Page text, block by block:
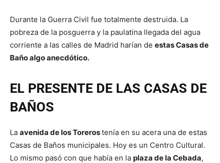
Durante la Guerra Civil fue totalmente destruida. La
pobreza de la posguerra y la paulatina llegada del agua
corriente a las calles de Madrid harían de estas Casas de
Baño algo anecdótico.
EL PRESENTE DE LAS CASAS DE
BAÑOS
La avenida de los Torerostenía en su acera una de estas
Casas de Baños municipales. Hoy es un Centro Cultural.
Lo mismo pasó con que había en la plaza de la Cebada,